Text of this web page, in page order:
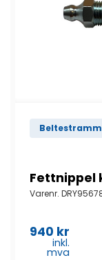
Fettnippel
Varenr.
940 kr
inkl.
mva